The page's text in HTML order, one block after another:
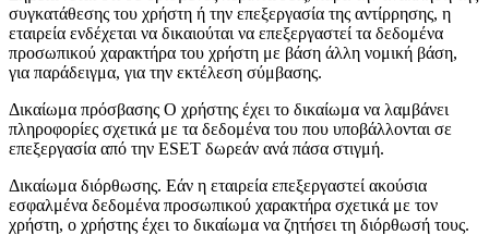
συγκατάθεσης του χρήστη ή την επεξεργασία της αντίρρησης, η
εταιρεία ενδέχεται να δικαιούται να επεξεργαστεί τα δεδομένα
προσωπικού χαρακτήρα του χρήστη με βάση άλλη νομική βάση,
για παράδειγμα, για την εκτέλεση σύμβασης.
Δικαίωμα πρόσβασης Ο χρήστης έχει το δικαίωμα να λαμβάνει
πληροφορίες σχετικά με τα δεδομένα του που υποβάλλονται σε
επεξεργασία από την ESET δωρεάν ανά πάσα στιγμή.
Δικαίωμα διόρθωσης. Εάν η εταιρεία επεξεργαστεί ακούσια
εσφαλμένα δεδομένα προσωπικού χαρακτήρα σχετικά με τον
χρήστη, ο χρήστης έχει το δικαίωμα να ζητήσει τη διόρθωσή τους.